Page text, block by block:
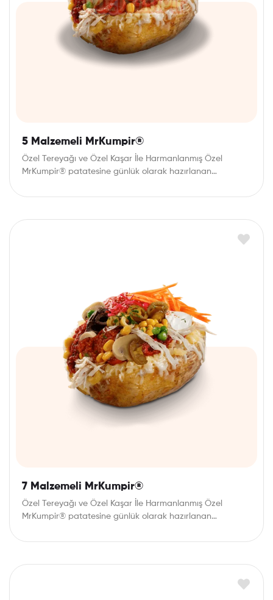
5 Malzemeli MrKumpir®
Özel Tereyağı ve Özel Kaşar İle Harmanlanmış Özel
MrKumpir® patatesine günlük olarak hazırlanan
7 Malzemeli MrKumpir®
Özel Tereyağı ve Özel Kaşar İle Harmanlanmış Özel
MrKumpir® patatesine günlük olarak hazırlanan